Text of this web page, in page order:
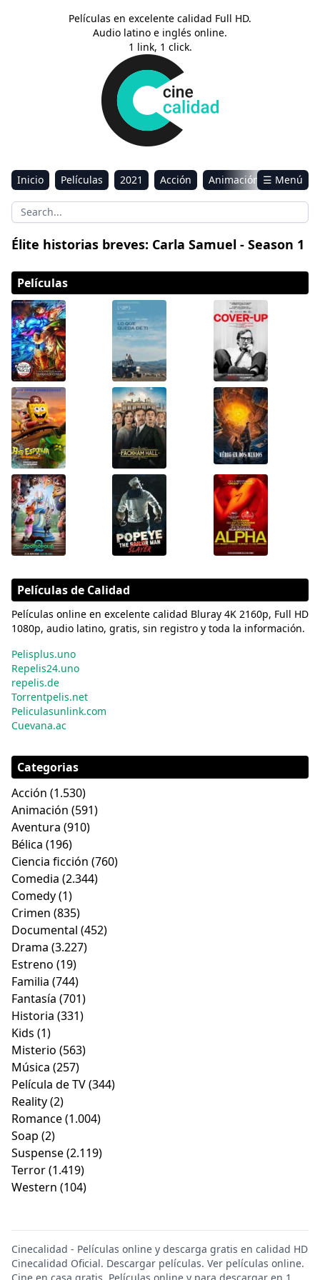
Películas en excelente calidad Full HD.
Audio latino e inglés online.
1 link, 1 click.
Inicio Películas 2021 Acción
Animación
Aventura
Ciencia ficción Comedia
Drama
☰ Menú
Élite historias breves: Carla Samuel - Season 1
Películas
Películas de Calidad
Películas online en excelente calidad Bluray 4K 2160p, Full HD
1080p, audio latino, gratis, sin registro y toda la información.
Pelisplus.uno
Repelis24.uno
repelis.de
Torrentpelis.net
Peliculasunlink.com
Cuevana.ac
Categorias
Acción (1.530)
Animación (591)
Aventura (910)
Bélica (196)
Ciencia ficción (760)
Comedia (2.344)
Comedy(1)
Crimen (835)
Documental (452)
Drama (3.227)
Estreno (19)
Familia (744)
Fantasía (701)
Historia (331)
Kids (1)
Misterio (563)
Música (257)
Película de TV(344)
Reality(2)
Romance(1.004)
Soap (2)
Suspense(2.119)
Terror(1.419)
Western (104)
Cinecalidad - Películas online y descarga gratis en calidad HD
Cinecalidad Oficial. Descargar películas. Ver películas online.